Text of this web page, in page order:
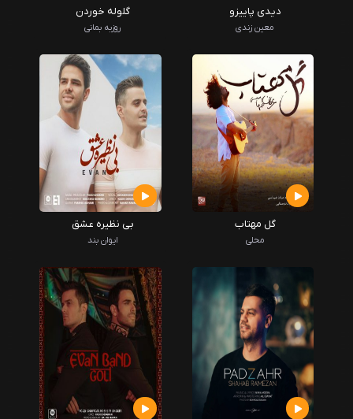
دیدی پاییزو
معین زندی
گلوله خوردن
روزبه بمانی
گل مهتاب
محلی
بی نظیره عشق
ایوان بند